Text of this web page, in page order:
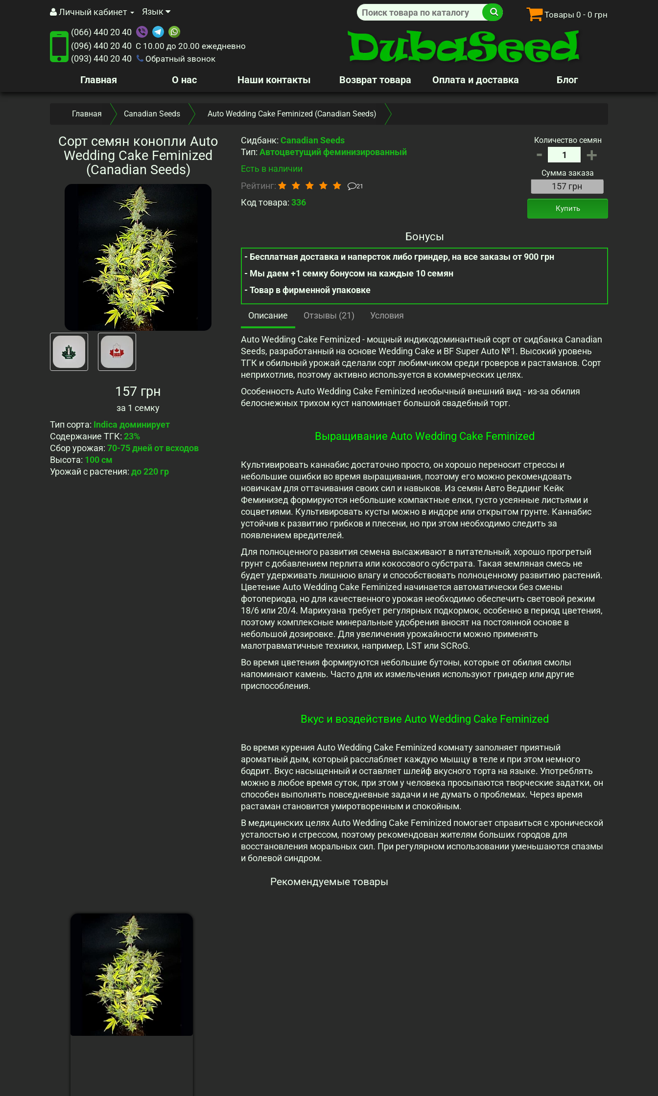
Личный кабинет Язык Товары 0 - 0 грн
(066) 440 20 40
(096) 440 20 40 С 10.00 до 20.00 ежедневно
(093) 440 20 40 Обратный звонок
Главная О нас Наши контакты Возврат товара Оплата и доставка Блог
Главная Canadian Seeds Auto Wedding Cake Feminized (Canadian Seeds)
Сорт семян конопли Auto
Wedding Cake Feminized
(Canadian Seeds)
157 грн
за 1 семку
Тип сорта: Indica доминирует
Содержание ТГК: 23%
Сбор урожая: 70-75 дней от всходов
Высота: 100 cм
Урожай с растения: до 220 гр
Сидбанк: Canadian Seeds
Тип: Автоцветущий феминизированный
Есть в наличии
Рейтинг:
21
Код товара: 336
Количество семян
- +
Сумма заказа
Купить
Бонусы
- Бесплатная доставка и наперсток либо гриндер, на все заказы от 900 грн
- Мы даем +1 семку бонусом на каждые 10 семян
- Товар в фирменной упаковке
Описание Отзывы (21) Условия
Auto Wedding Cake Feminized - мощный индикодоминантный сорт от сидбанка Canadian
Seeds, разработанный на основе Wedding Cake и BF Super Auto №1. Высокий уровень
ТГК и обильный урожай сделали сорт любимчиком среди гроверов и растаманов. Сорт
неприхотлив, поэтому активно используется в коммерческих целях.
Особенность Auto Wedding Cake Feminized необычный внешний вид - из-за обилия
белоснежных трихом куст напоминает большой свадебный торт.
Выращивание Auto Wedding Cake Feminized
Культивировать каннабис достаточно просто, он хорошо переносит стрессы и
небольшие ошибки во время выращивания, поэтому его можно рекомендовать
новичкам для оттачивания своих сил и навыков. Из семян Авто Веддинг Кейк
Феминизед формируются небольшие компактные елки, густо усеянные листьями и
соцветиями. Культивировать кусты можно в индоре или открытом грунте. Каннабис
устойчив к развитию грибков и плесени, но при этом необходимо следить за
появлением вредителей.
Для полноценного развития семена высаживают в питательный, хорошо прогретый
грунт с добавлением перлита или кокосового субстрата. Такая земляная смесь не
будет удерживать лишнюю влагу и способствовать полноценному развитию растений.
Цветение Auto Wedding Cake Feminized начинается автоматически без смены
фотопериода, но для качественного урожая необходимо обеспечить световой режим
18/6 или 20/4. Марихуана требует регулярных подкормок, особенно в период цветения,
поэтому комплексные минеральные удобрения вносят на постоянной основе в
небольшой дозировке. Для увеличения урожайности можно применять
малотравматичные техники, например, LST или SCRoG.
Во время цветения формируются небольшие бутоны, которые от обилия смолы
напоминают камень. Часто для их измельчения используют гриндер или другие
приспособления.
Вкус и воздействие Auto Wedding Cake Feminized
Во время курения Auto Wedding Cake Feminized комнату заполняет приятный
ароматный дым, который расслабляет каждую мышцу в теле и при этом немного
бодрит. Вкус насыщенный и оставляет шлейф вкусного торта на языке. Употреблять
можно в любое время суток, при этом у человека просыпаются творческие задатки, он
способен выполнять повседневные задачи и не думать о проблемах. Через время
растаман становится умиротворенным и спокойным.
В медицинских целях Auto Wedding Cake Feminized помогает справиться с хронической
усталостью и стрессом, поэтому рекомендован жителям больших городов для
восстановления моральных сил. При регулярном использовании уменьшаются спазмы
и болевой синдром.
Рекомендуемые товары